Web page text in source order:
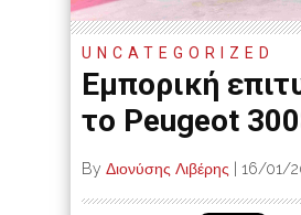
UNCATEGORIZED
Εμπορική
το Peugeot
By Διονύσης Λιβέρης 16/01/